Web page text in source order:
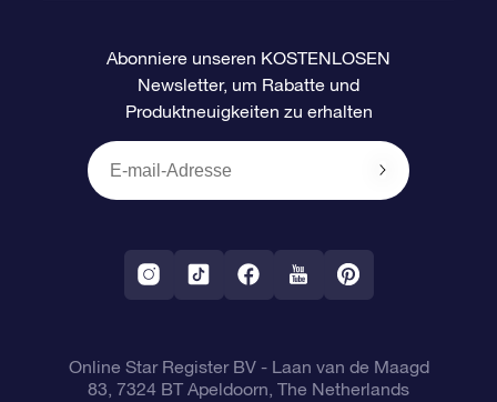
Bewertungen
OSR-Geschenkgutschein
Firmengeschenke
Personalisierte Sternseite
One Million Stars
VR-App „Fliege mich zu den Sternen“
Zahlungsinformationen
Versandinformationen
Sternbilder
Abonniere unseren KOSTENLOSEN
Newsletter, um Rabatte und
Produktneuigkeiten zu erhalten
Online Star Register BV- Laan van de Maagd
83, 7324 BT Apeldoorn, The Netherlands